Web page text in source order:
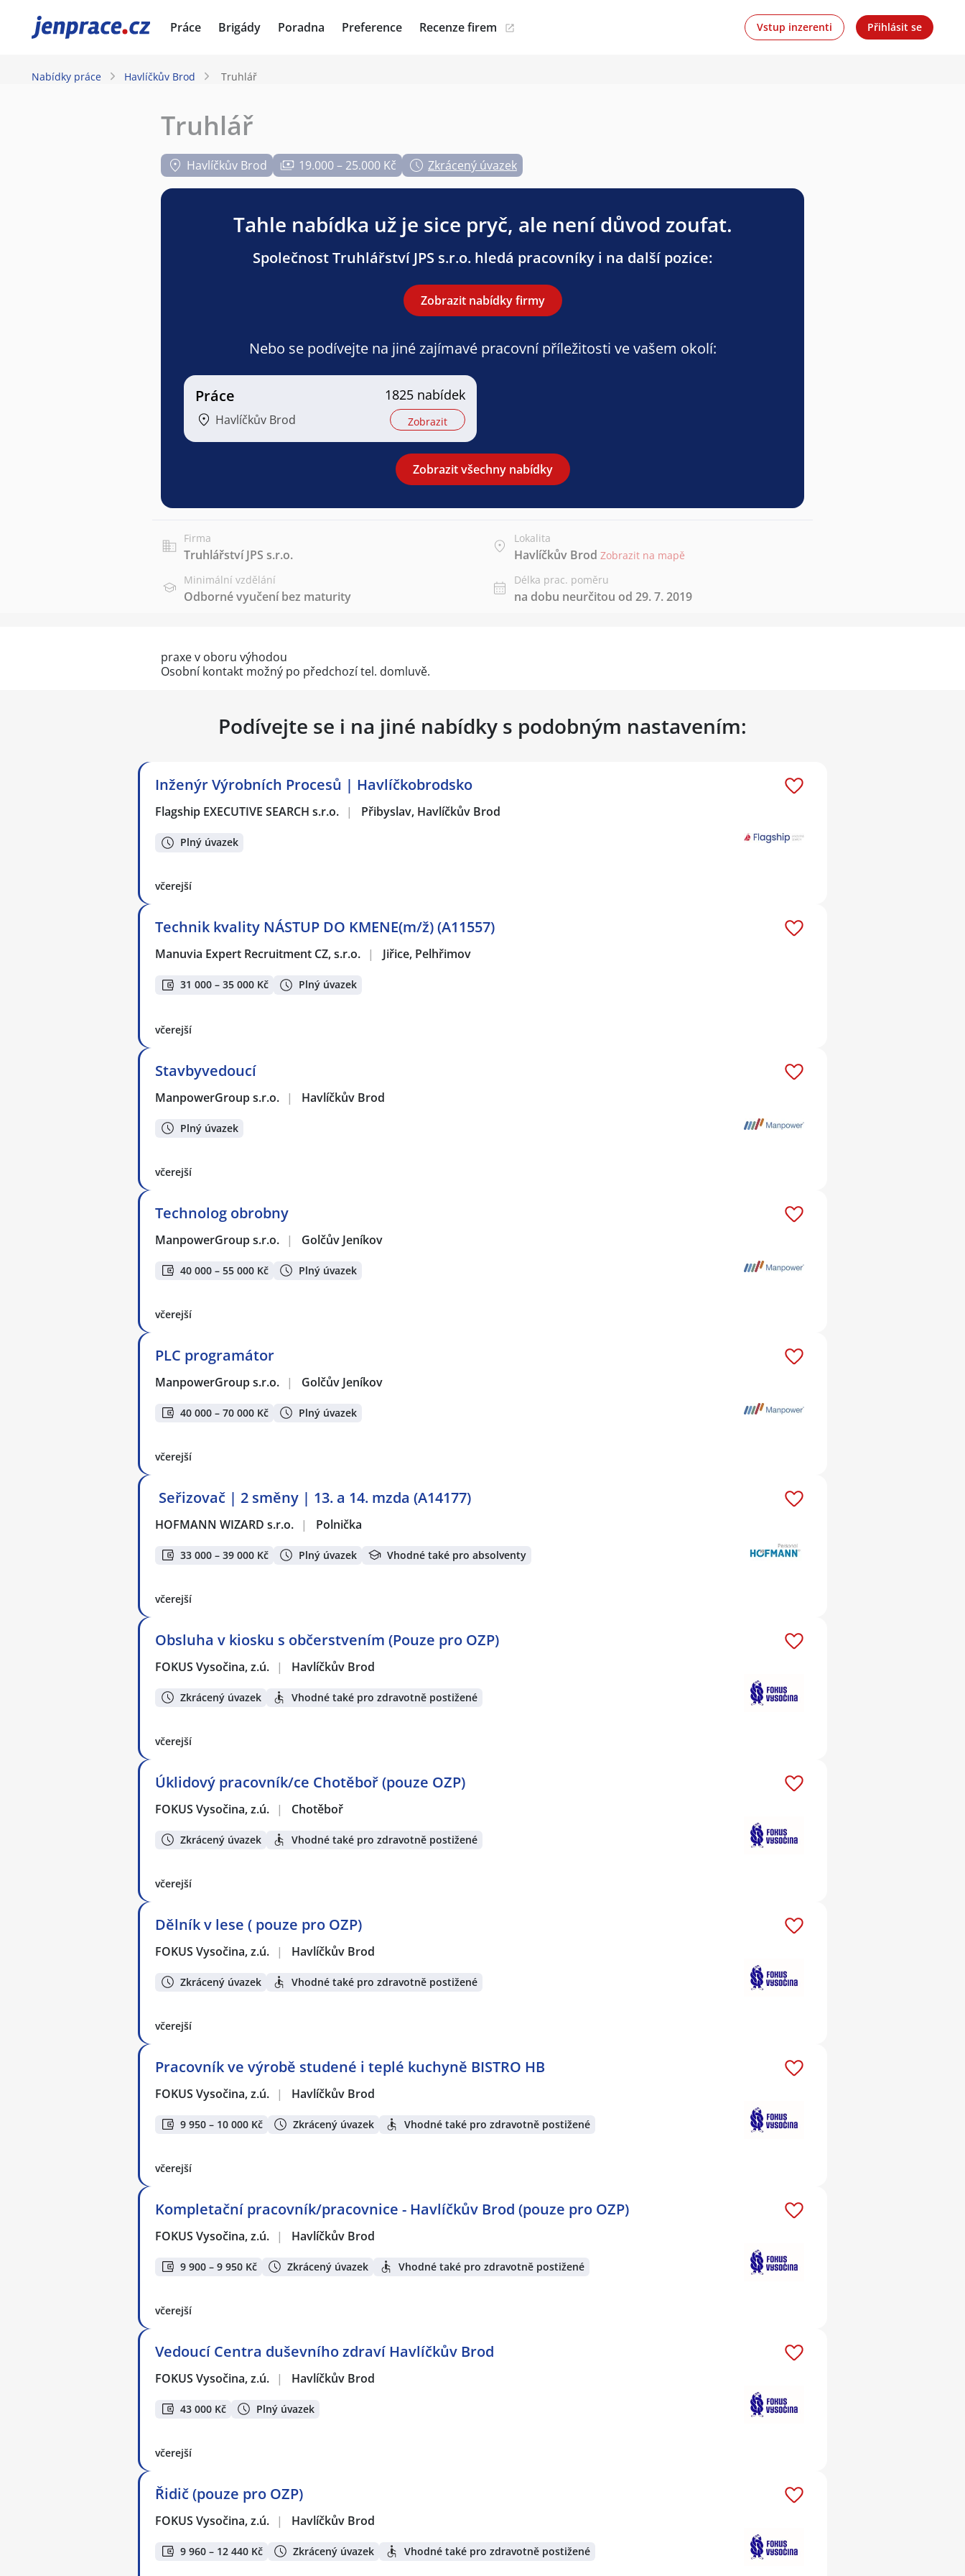
JenPráce.cz Práce Brigády Poradna Preference Recenze firem Vstup inzerenti Přihlásit se
Nabídky práce Havlíčkův Brod Truhlář
Truhlář
Havlíčkův Brod 19.000 – 25.000 Kč Zkrácený úvazek
Tahle nabídka už je sice pryč, ale není důvod zoufat.
Společnost Truhlářství JPS s.r.o. hledá pracovníky i na další pozice:
Zobrazit nabídky firmy
Nebo se podívejte na jiné zajímavé pracovní příležitosti ve vašem okolí:
Práce
Havlíčkův Brod
1825 nabídek
Zobrazit
Zobrazit všechny nabídky
Firma
Truhlářství JPS s.r.o.
Lokalita
Havlíčkův Brod Zobrazit na mapě
Minimální vzdělání
Odborné vyučení bez maturity
Délka prac. poměru
na dobu neurčitou od 29. 7. 2019
praxe v oboru výhodou
Osobní kontakt možný po předchozí tel. domluvě.
Podívejte se i na jiné nabídky s podobným nastavením:
Inženýr Výrobních Procesů | Havlíčkobrodsko
Flagship EXECUTIVE SEARCH s.r.o. | Přibyslav, Havlíčkův Brod
Plný úvazek
včerejší
Technik kvality NÁSTUP DO KMENE(m/ž) (A11557)
Manuvia Expert Recruitment CZ, s.r.o. | Jiřice, Pelhřimov
31 000 – 35 000 Kč Plný úvazek
včerejší
Stavbyvedoucí
ManpowerGroup s.r.o. | Havlíčkův Brod
Plný úvazek
včerejší
Technolog obrobny
ManpowerGroup s.r.o. | Golčův Jeníkov
40 000 – 55 000 Kč Plný úvazek
včerejší
PLC programátor
ManpowerGroup s.r.o. | Golčův Jeníkov
40 000 – 70 000 Kč Plný úvazek
včerejší
️ Seřizovač | 2 směny | 13. a 14. mzda (A14177)
HOFMANN WIZARD s.r.o. | Polnička
33 000 – 39 000 Kč Plný úvazek Vhodné také pro absolventy
včerejší
Obsluha v kiosku s občerstvením (Pouze pro OZP)
FOKUS Vysočina, z.ú. | Havlíčkův Brod
Zkrácený úvazek Vhodné také pro zdravotně postižené
včerejší
Úklidový pracovník/ce Chotěboř (pouze OZP)
FOKUS Vysočina, z.ú. | Chotěboř
Zkrácený úvazek Vhodné také pro zdravotně postižené
včerejší
Dělník v lese ( pouze pro OZP)
FOKUS Vysočina, z.ú. | Havlíčkův Brod
Zkrácený úvazek Vhodné také pro zdravotně postižené
včerejší
Pracovník ve výrobě studené i teplé kuchyně BISTRO HB
FOKUS Vysočina, z.ú. | Havlíčkův Brod
9 950 – 10 000 Kč Zkrácený úvazek Vhodné také pro zdravotně postižené
včerejší
Kompletační pracovník/pracovnice - Havlíčkův Brod (pouze pro OZP)
FOKUS Vysočina, z.ú. | Havlíčkův Brod
9 900 – 9 950 Kč Zkrácený úvazek Vhodné také pro zdravotně postižené
včerejší
Vedoucí Centra duševního zdraví Havlíčkův Brod
FOKUS Vysočina, z.ú. | Havlíčkův Brod
43 000 Kč Plný úvazek
včerejší
Řidič (pouze pro OZP)
FOKUS Vysočina, z.ú. | Havlíčkův Brod
9 960 – 12 440 Kč Zkrácený úvazek Vhodné také pro zdravotně postižené